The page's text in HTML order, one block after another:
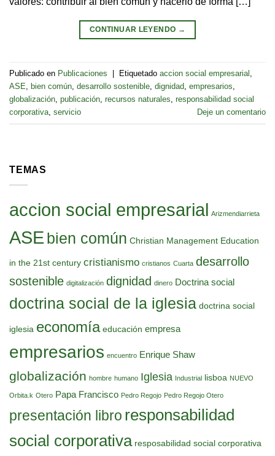
CONTINUAR LEYENDO →
Publicado en Publicaciones Etiquetado accion social empresarial
ASE
bien común desarrollo sostenible dignidad empresarios
globalización publicación recursos naturales responsabilidad social
corporativa servicio Deje un comentario
TEMAS
accion social empresarial Arizmendiarrieta
ASE bien común Christian Management Education
in the 21st century cristianismo cristianos Cuarta desarrollo
sostenible digitalización dignidad dinero Doctrina social
doctrina social de la iglesia doctrina social
iglesia economía educación empresa
empresarios encuentro Enrique Shaw
globalización hombre humano Iglesia Industrial lisboa NUEVO
Orbita.k Otero Papa Francisco Pedro Regojo Pedro Regojo Otero
presentación libro responsabilidad
social corporativa resposabilidad social corporativa